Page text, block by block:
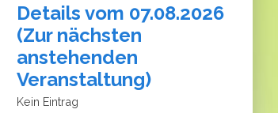
Details vom 07.08.2026
(Zur nächsten
anstehenden
Veranstaltung)
Kein Eintrag